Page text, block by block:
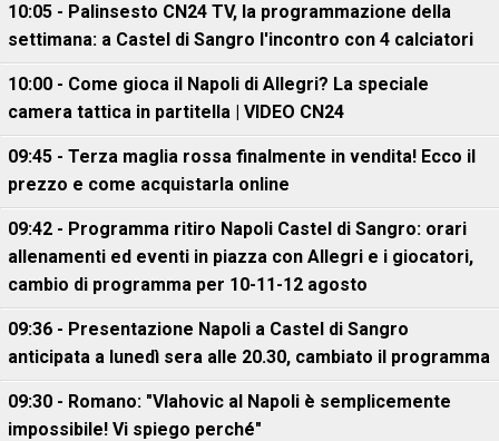
10:05 - Palinsesto CN24 TV, la programmazione della
settimana: a Castel di Sangro l'incontro con 4 calciatori
10:00 - Come gioca il Napoli di Allegri? La speciale
camera tattica in partitella | VIDEO CN24
09:45 - Terza maglia rossa finalmente in vendita! Ecco il
prezzo e come acquistarla online
09:42 - Programma ritiro Napoli Castel di Sangro: orari
allenamenti ed eventi in piazza con Allegri e i giocatori,
cambio di programma per 10-11-12 agosto
09:36 - Presentazione Napoli a Castel di Sangro
anticipata a lunedì sera alle 20.30, cambiato il programma
09:30 - Romano: "Vlahovic al Napoli è semplicemente
impossibile! Vi spiego perché"